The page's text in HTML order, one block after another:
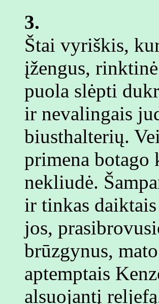
3.
Štai vyriškis,
įžengus,
puola slėpti
ir nevalingais
biusthalterių.
primena botago
nekliudė.
ir tinkas
jos,
brūzgynus,
aptemptais
alsuojantį